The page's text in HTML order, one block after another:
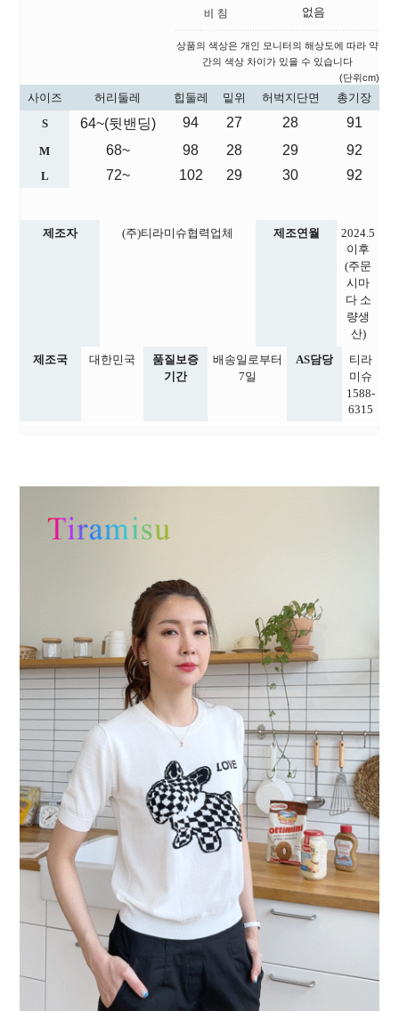
없음
상품의 색상은 개인 모니터의 해상도에 따라 약
간의 색상 차이가 있을 수 있습니다
(단위cm)
사이즈 허리둘레 힙둘레 밑위 허벅지단면
총기장
S
64~(뒷밴딩) 94 27 28 91
M 68~ 98 28 29 92
L 72~ 102 29 30 92
제조자 (주)티라미슈협력업체 제조연월
2024.5
이후
(주문
시마
다 소
량생
산)
제조국
대한민국
품질보증
기간
배송일로부터
7일
AS담당
티라
미슈
1588-
6315